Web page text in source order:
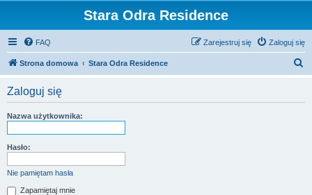
Stara Odra Residence
FAQ Zaloguj się
Zarejestruj się
Strona domowa Stara Odra Residence
Zaloguj się
Nazwa użytkownika:
Hasło:
Nie pamiętam hasła
Zapamiętaj mnie